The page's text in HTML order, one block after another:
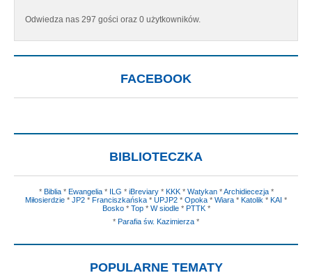
Odwiedza nas 297 gości oraz 0 użytkowników.
FACEBOOK
BIBLIOTECZKA
* Biblia* Ewangelia* ILG * iBreviary* KKK* Watykan*Archidiecezja*
Miłosierdzie * JP2 * Franciszkańska * UPJP2 * Opoka * Wiara * Katolik * KAI *
Bosko* Top* W siodle* PTTK*
* Parafia św. Kazimierza *
POPULARNE TEMATY